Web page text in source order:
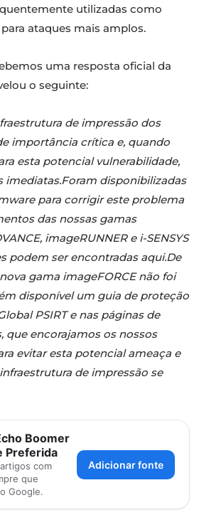
utilizadas como
ataques mais amplos.
uma resposta oficial da
o seguinte:
de impressão dos
importância crítica e, quando
esta potencial vulnerabilidade,
imediatas.Foram disponibilizadas
para corrigir este problema
das nossas gamas
imageRUNNER e i-SENSYS
podem ser encontradas aqui.De
gama imageFORCE não foi
disponível um guia de proteção
PSIRT e nas páginas de
que encorajamos os nossos
evitar esta potencial ameaça e
de impressão se
Boomer
Preferida
com
que
Google.
Adicionar fonte